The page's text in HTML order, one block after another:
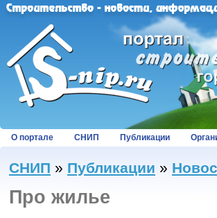
О портале СНИП Публикации
СНИП » Публикации »
Про жилье